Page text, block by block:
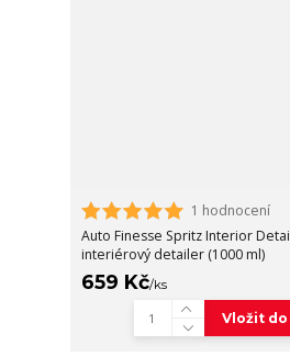
1 hodnocení
Auto Finesse Spritz Interior
interiérový detailer (1000 ml)
659 Kč/ks
Vložit